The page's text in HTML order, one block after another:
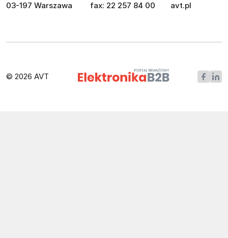
03-197 Warszawa
fax: 22 257 84 00
avt.pl
© 2026 AVT